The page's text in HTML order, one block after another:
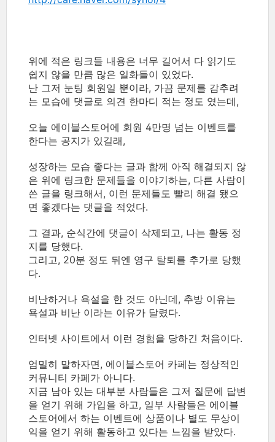
위에 적은 링크들 내용은 너무 길어서 다 읽기도
쉽지 않을 만큼 많은 일화들이 있었다.
난 그저 눈팅 회원일 뿐이라, 가끔 문제를 감추려
는 모습에 댓글로 의견 한마디 적는 정도 였는데,
오늘 에이블스토어에 회원 4만명 넘는 이벤트를
한다는 공지가 있길래,
성장하는 모습 좋다는 글과 함께 아직 해결되지 않
은 위에 링크한 문제들을 이야기하는, 다른 사람이
쓴 글을 링크해서, 이런 문제들도 빨리 해결 됐으
면 좋겠다는 댓글을 적었다.
그 결과, 순식간에 댓글이 삭제되고, 나는 활동 정
지를 당했다.
그리고, 20분 정도 뒤엔 영구 탈퇴를 추가로 당했
다.
비난하거나 욕설을 한 것도 아닌데, 추방 이유는
욕설과 비난 이라는 이유가 달렸다.
인터넷 사이트에서 이런 경험을 당하긴 처음이다.
엄밀히 말하자면, 에이블스토어 카페는 정상적인
커뮤니티 카페가 아니다.
지금 남아 있는 대부분 사람들은 그저 질문에 답변
을 얻기 위해 가입을 하고, 일부 사람들은 에이블
스토어에서 하는 이벤트에 상품이나 별도 무상이
익을 얻기 위해 활동하고 있다는 느낌을 받았다.